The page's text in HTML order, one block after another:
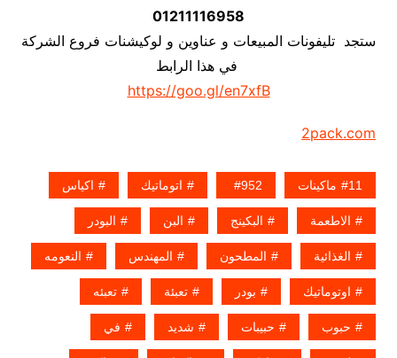
01211116958
ستجد تليفونات المبيعات و عناوين و لوكيشنات فروع الشركة
في هذا الرابط
https://goo.gl/en7xfB
2pack.com
11ماكينات 952 اتوماتيك اكياس
الاطعمة البكينج البن البودر
الغذائية المطحون المهندس النعومه
اوتوماتيك بودر تعبئة تعبئه
حبوب حبيبات شديد في